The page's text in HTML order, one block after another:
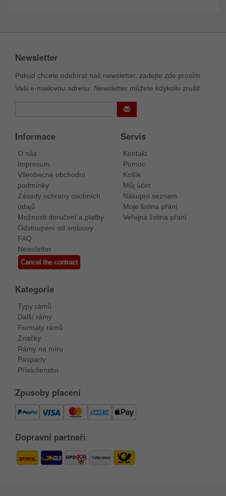
Newsletter
Pokud chcete odebírat náš newsletter, zadejte zde prosím
Vaši e-mailovou adresu. Newsletter můžete kdykoliv zrušit.
Informace
O nás
Impresum
Všeobecné obchodní
podmínky
Zásady ochrany osobních
údajů
Možnosti doručení a platby
Odstoupení od smlouvy
FAQ
Newsletter
Cancel the contract
Servis
Kontakt
Pomoc
Košík
Můj účet
Nákupní seznam
Moje listina přání
Veřejná lístina přaní
Kategorie
Typy rámů
Další rámy
Formáty rámů
Značky
Rámy na míru
Pasparty
Příslušenství
Zpusoby placení
Dopravní partneři